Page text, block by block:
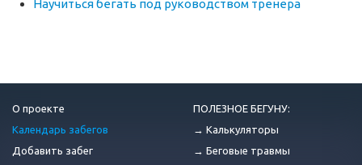
Научиться бегать под руководством тренера
О проекте
Календарь забегов
Добавить забег
ПОЛЕЗНОЕ БЕГУНУ:
→ Калькуляторы
→ Беговые травмы